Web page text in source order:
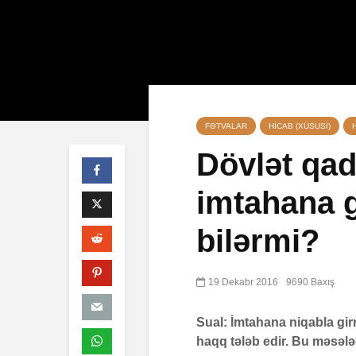
FƏTVALAR HICAB (XÜSUSI)
Dövlət
imtahana
bilərmi?
19 Dekabr 2016 9690 Baxış
Sual: İmtahana niqabla
haqq tələb edir. Bu
Qeyri-
öldürən bir
müsəlmana
17 İyul 2026
Səba surəsi